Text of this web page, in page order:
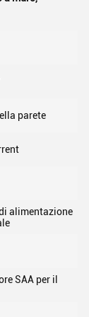
parete
alimentazione
SAA per il